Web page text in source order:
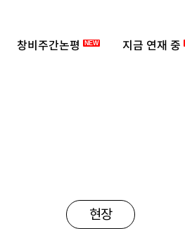
창비주간논평 NEW 지금 연재 중
현장